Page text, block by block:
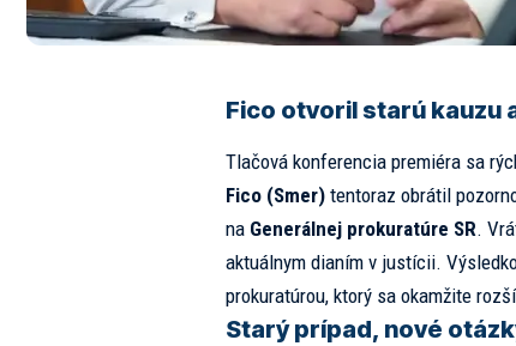
Fico otvoril starú kauzu
Tlačová konferencia premiéra sa
Fico (Smer)tentoraz obrátil
na Generálnej prokuratúre SR.
aktuálnym dianím v justícii.
prokuratúrou, ktorý sa okamžite
Starý prípad, nové